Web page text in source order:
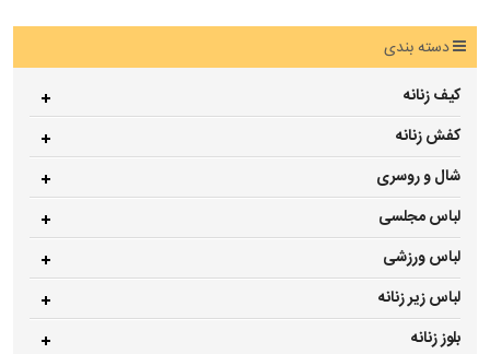
دسته بندی
کیف زنانه
کفش زنانه
شال و روسری
لباس مجلسی
لباس ورزشی
لباس زیر زنانه
بلوز زنانه